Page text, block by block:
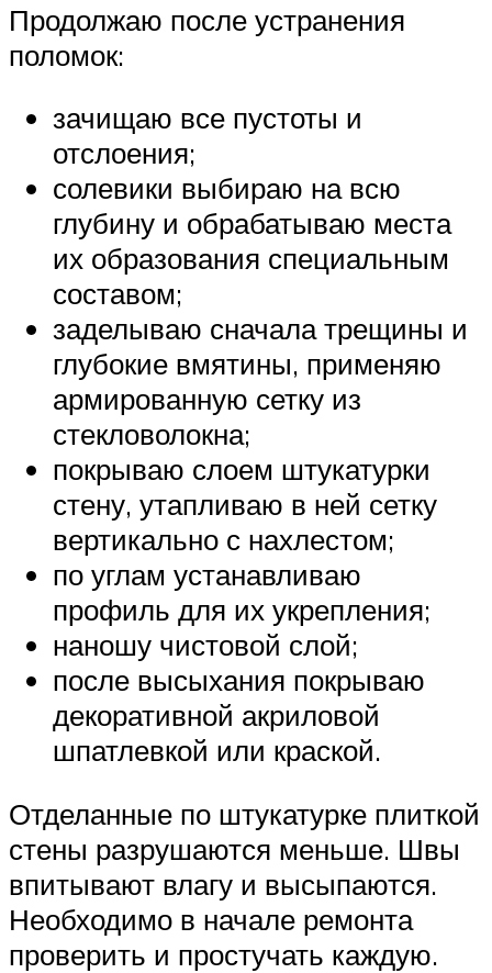
Продолжаю после устранения
поломок:
зачищаю все пустоты и
отслоения;
солевики выбираю на всю
глубину и обрабатываю места
их образования специальным
составом;
заделываю сначала трещины и
глубокие вмятины, применяю
армированную сетку из
стекловолокна;
покрываю слоем штукатурки
стену, утапливаю в ней сетку
вертикально с нахлестом;
по углам устанавливаю
профиль для их укрепления;
наношу чистовой слой;
после высыхания покрываю
декоративной акриловой
шпатлевкой или краской.
Отделанные по штукатурке плиткой
стены разрушаются меньше. Швы
впитывают влагу и высыпаются.
Необходимо в начале ремонта
проверить и простучать каждую.